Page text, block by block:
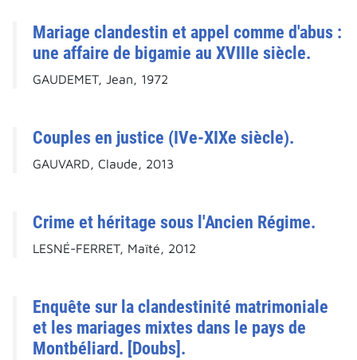
Mariage clandestin et appel comme d'abus :
une affaire de bigamie au XVIIIe siècle.
GAUDEMET, Jean, 1972
Couples en justice (IVe-XIXe siècle).
GAUVARD, Claude, 2013
Crime et héritage sous l'Ancien Régime.
LESNÉ-FERRET, Maïté, 2012
Enquête sur la clandestinité matrimoniale
et les mariages mixtes dans le pays de
Montbéliard. [Doubs].